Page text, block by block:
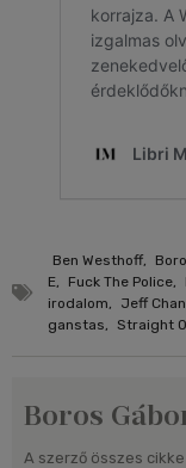
Ben Westhoff,
E, Fuck The Police,
irodalom, Jeff
ganstas, Straight
Boros
A szerző összes cikke